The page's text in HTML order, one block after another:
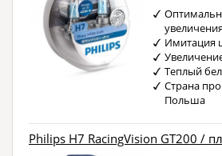
Имитация
Теплый
Страна
Польша
Philips H7 RacingVision GT200 /